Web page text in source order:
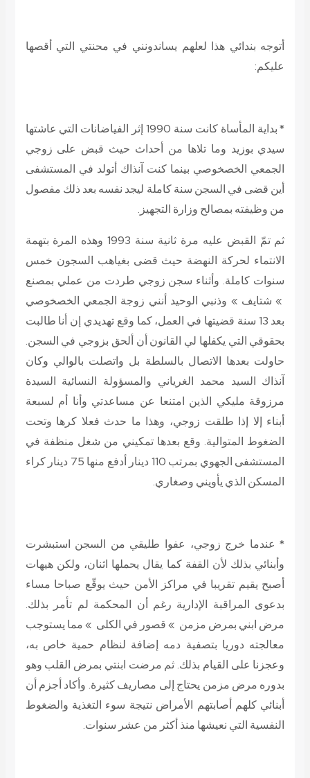
أتوجه بندائي هذا لعلهم يساندونني في محنتي التي أقصها
عليكم:
* بداية المأساة كانت سنة 1990 إثر الفياضانات التي عاشتها
سيدي بوزيد وما تلاها من أحداث حيث قبض على زوجي
الجمعي الخصخوصي بينما كنت آنذاك أتولد في المستشفى
أين قضى في السجن سنة كاملة ليجد نفسه بعد ذلك مفصول
من وظيفته بمصالح وزارة التجهيز.
ثم تمّ القبض عليه مرة ثانية سنة 1993 وهذه المرة بتهمة
الانتماء لحركة النهضة حيث قضى بغياهب السجون خمس
سنوات كاملة. وأثناء سجن زوجي طردت من عملي بمصنع
» شتايف » وذنبي الوحيد أنني زوجة الجمعي الخصخوصي
بعد 13 سنة قضيتها في العمل، كما وقع تهديدي إن أنا طالبت
بحقوقي التي يكفلها لي القانون أن ألحق بزوجي في السجن.
حاولت بعدها الاتصال بالسلطة بل واتصلت بالوالي وكان
آنذاك السيد محمد الغرياني والمسؤولة النسائية السيدة
مرزوقة مليكي الذين امتنعا عن مساعدتي وأنا أم لسبعة
أبناء إلا إذا طلقت زوجي، وهذا ما حدث فعلا كرها وتحت
الضغوط المتوالية. وقع بعدها تمكيني من شغل منظفة في
المستشفى الجهوي بمرتب 110 دينار أدفع منها 75 دينار كراء
المسكن الذي يأويني وصغاري.
* عندما خرج زوجي، عفوا طليقي من السجن استبشرت
وأبنائي بذلك لأن القفة كما يقال يحملها اثنان، ولكن هيهات
أصبح يقيم تقريبا في مراكز الأمن حيث يوقّع صباحا مساء
بدعوى المراقبة الإدارية رغم أن المحكمة لم تأمر بذلك.
مرض ابني بمرض مزمن » قصور في الكلى » مما يستوجب
معالجته دوريا بتصفية دمه إضافة لنظام حمية خاص به،
وعجزنا على القيام بذلك. ثم مرضت ابنتي بمرض القلب وهو
بدوره مرض مزمن يحتاج إلى مصاريف كثيرة. وأكاد أجزم أن
أبنائي كلهم أصابتهم الأمراض نتيجة سوء التغذية والضغوط
النفسية التي نعيشها منذ أكثر من عشر سنوات.